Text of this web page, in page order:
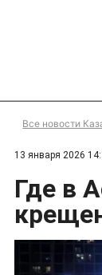
Все новости
13 января 2026
Где в